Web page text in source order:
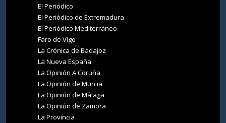
El Periódico
El Periódico de Extremadura
El Periódico Mediterráneo
Faro de Vigo
La Crónica de Badajoz
La Nueva España
La Opinión A Coruña
La Opinión de Murcia
La Opinión de Málaga
La Opinión de Zamora
La Provincia